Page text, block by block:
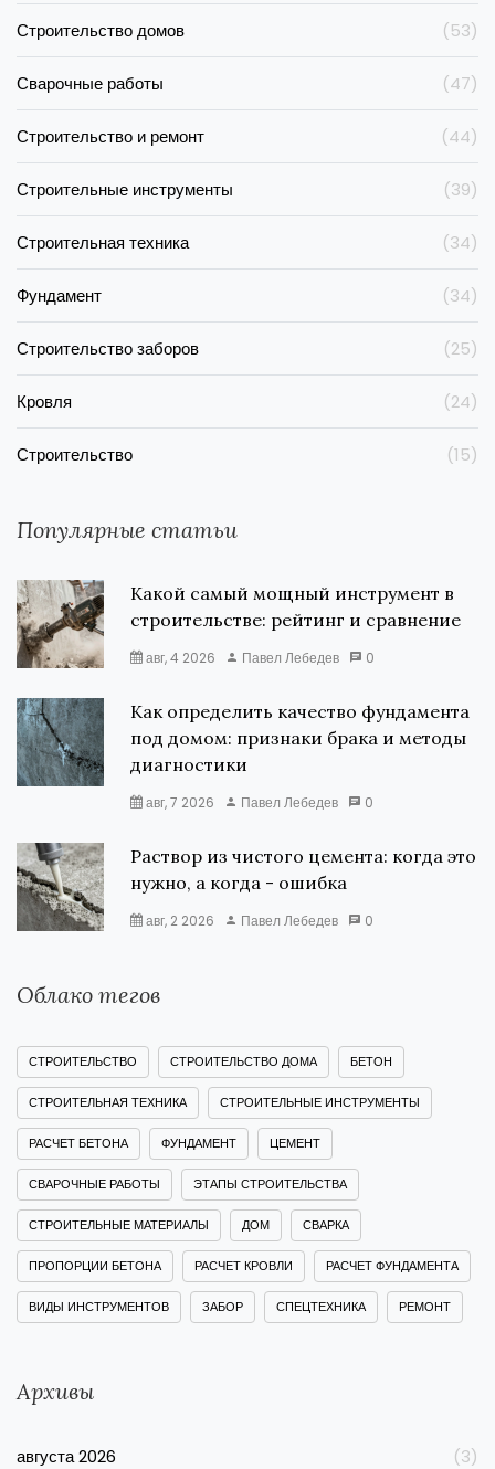
Строительство домов (53)
Сварочные работы (47)
Строительство и ремонт (44)
Строительные инструменты (39)
Строительная техника (34)
Фундамент (34)
Строительство заборов (25)
Кровля (24)
Строительство (15)
Популярные статьи
Какой самый мощный инструмент в
строительстве: рейтинг и сравнение
авг, 4 2026 Павел Лебедев 0
Как определить качество фундамента
под домом: признаки брака и методы
диагностики
авг, 7 2026 Павел Лебедев 0
Раствор из чистого цемента: когда это
нужно, а когда - ошибка
авг, 2 2026 Павел Лебедев 0
Облако тегов
СТРОИТЕЛЬСТВО СТРОИТЕЛЬСТВО ДОМА БЕТОН
СТРОИТЕЛЬНАЯ ТЕХНИКА СТРОИТЕЛЬНЫЕ ИНСТРУМЕНТЫ
РАСЧЕТ БЕТОНА ФУНДАМЕНТ ЦЕМЕНТ
СВАРОЧНЫЕ РАБОТЫ ЭТАПЫ СТРОИТЕЛЬСТВА
СТРОИТЕЛЬНЫЕ МАТЕРИАЛЫ ДОМ СВАРКА
ПРОПОРЦИИ БЕТОНА РАСЧЕТ КРОВЛИ РАСЧЕТ ФУНДАМЕНТА
ВИДЫ ИНСТРУМЕНТОВ ЗАБОР СПЕЦТЕХНИКА РЕМОНТ
Архивы
августа 2026 (3)